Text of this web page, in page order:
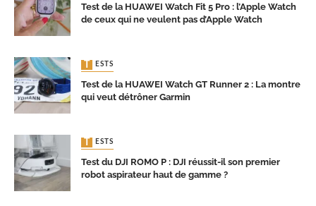
Test de la HUAWEI Watch Fit 5 Pro : l’Apple Watch
de ceux qui ne veulent pas d’Apple Watch
TESTS
Test de la HUAWEI Watch GT Runner 2 : La montre
qui veut détrôner Garmin
TESTS
Test du DJI ROMO P : DJI réussit-il son premier
robot aspirateur haut de gamme ?